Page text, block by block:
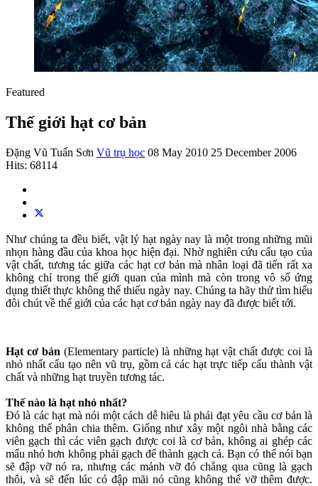
Featured
Thế giới hạt cơ bản
Đặng Vũ Tuấn Sơn Vũ trụ học 08 May 2010 25 December 2006
Hits: 68114
Như chúng ta đều biết, vật lý hạt ngày nay là một trong những mũi
nhọn hàng đầu của khoa học hiện đại. Nhờ nghiên cứu cấu tạo của
vật chất, tương tác giữa các hạt cơ bản mà nhân loại đã tiến rất xa
không chỉ trong thế giới quan của mình mà còn trong vô số ứng
dụng thiết thực không thể thiếu ngày nay. Chúng ta hãy thử tìm hiểu
đôi chút về thế giới của các hạt cơ bản ngày nay đã được biết tới.
Hạt cơ bản (Elementary particle) là những hạt vật chất được coi là
nhỏ nhất cấu tạo nên vũ trụ, gồm cả các hạt trực tiếp cấu thành vật
chất và những hạt truyền tương tác.
Thế nào là hạt nhỏ nhất?
Đó là các hạt mà nói một cách dễ hiêu là phải đạt yêu cầu cơ bản là
không thể phân chia thêm. Giống như xây một ngôi nhà bằng các
viên gạch thì các viên gạch được coi là cơ bản, không ai ghép các
mẩu nhỏ hơn không phải gạch để thành gạch cả. Bạn có thể nói bạn
sẽ đập vỡ nó ra, nhưng các mảnh vỡ đó chẳng qua cũng là gạch
thôi, và sẽ đến lúc có đập mãi nó cũng không thể vỡ thêm được.